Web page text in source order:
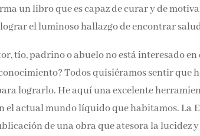
un libro que es capaz de curar y de
para lograr el luminoso hallazgo de
tío, padrino o abuelo no está interesado en
Todos quisiéramos sentir que
lograrlo. He aquí una excelente
el actual mundo líquido que habitamos.
de una obra que atesora la lucidez